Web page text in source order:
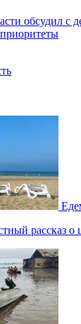
обсудил с
рассказ о